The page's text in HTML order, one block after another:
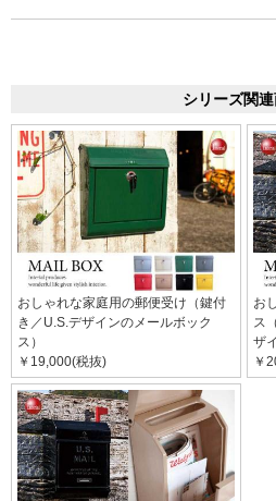
シリーズ関
おしゃれな家庭用の郵便受け（鍵付
き／U.S.デザインのメールボック
ス）
￥19,000(税抜)
お
ス
ザ
￥